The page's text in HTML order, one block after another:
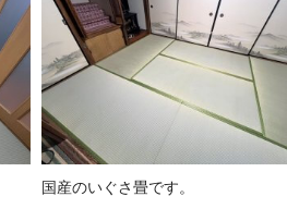
国産のいぐさ畳です。